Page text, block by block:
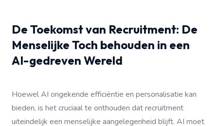
De Toekomst van Recruitment: De
Menselijke Toch behouden in een
AI-gedreven Wereld
Hoewel AI ongekende efficiëntie en personalisatie kan
bieden, is het cruciaal te onthouden dat recruitment
uiteindelijk een menselijke aangelegenheid blijft. AI moet